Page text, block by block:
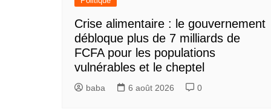
Crise alimentaire : le gouvernement
débloque plus de 7 milliards de
FCFA pour les populations
vulnérables et le cheptel
baba 6 août 2026 0